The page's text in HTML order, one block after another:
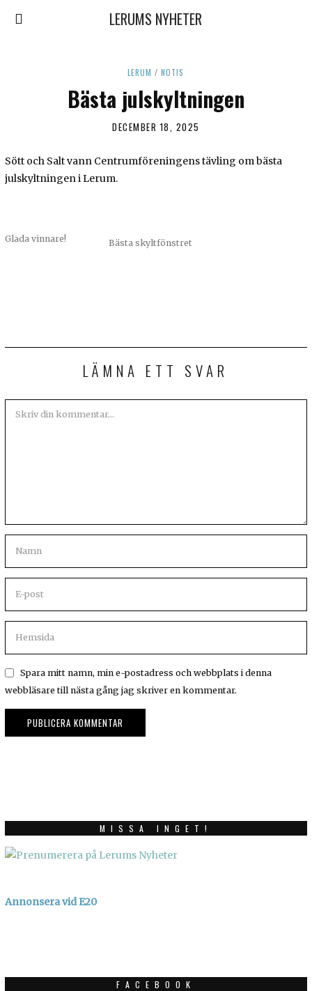
LERUMS NYHETER
LERUM / NOTIS
Bästa julskyltningen
DECEMBER 18, 2025
Sött och Salt vann Centrumföreningens tävling om bästa
julskyltningen i Lerum.
Bästa skyltfönstret
Glada vinnare!
LÄMNA ETT SVAR
Spara mitt namn, min e-postadress och webbplats i denna
webbläsare till nästa gång jag skriver en kommentar.
MISSA INGET!
Annonsera vid E20
FACEBOOK